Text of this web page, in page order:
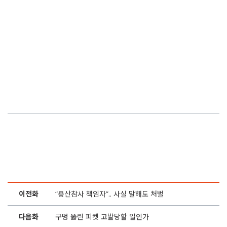
이전화 “용산참사 책임자”.. 사실 말해도 처벌
다음화 구멍 뚫린 피켓 고발당할 일인가